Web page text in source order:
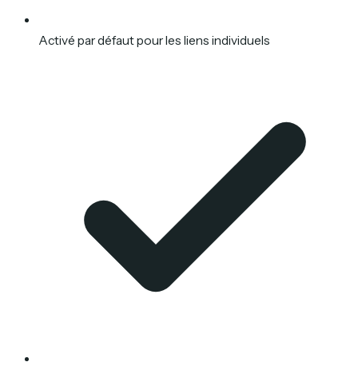
Activé par défaut pour les liens individuels